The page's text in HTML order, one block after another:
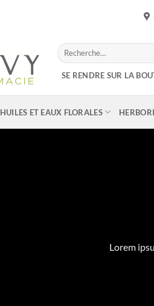
Recherche
pour :
SE RENDRE SUR LA
HUILES ET EAUX FLORALES
Lorem